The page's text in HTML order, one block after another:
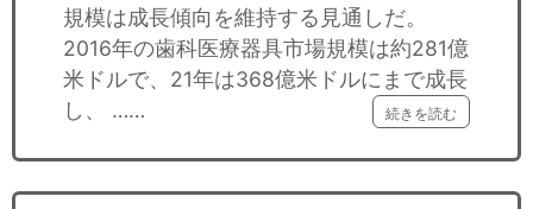
規模は成長傾向を維持する見通しだ。
2016年の歯科医療器具市場規模は約281億
米ドルで、21年は368億米ドルにまで成長
し、 ……
続きを読む